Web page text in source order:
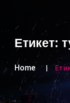
Етикет:
Home